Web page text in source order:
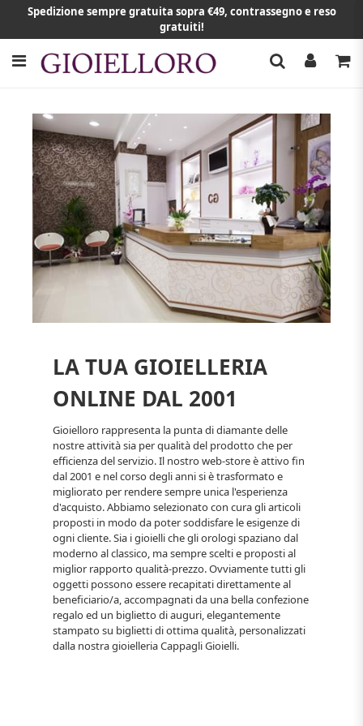
Spedizione sempre gratuita sopra €49, contrassegno e reso
gratuiti!
LA TUA GIOIELLERIA
ONLINE DAL 2001
Gioielloro rappresenta la punta di diamante delle
nostre attività sia per qualità del prodotto che per
efficienza del servizio. Il nostro web-store è attivo fin
dal 2001 e nel corso degli anni si è trasformato e
migliorato per rendere sempre unica l'esperienza
d'acquisto. Abbiamo selezionato con cura gli articoli
proposti in modo da poter soddisfare le esigenze di
ogni cliente. Sia i gioielli che gli orologi spaziano dal
moderno al classico, ma sempre scelti e proposti al
miglior rapporto qualità-prezzo. Ovviamente tutti gli
oggetti possono essere recapitati direttamente al
beneficiario/a, accompagnati da una bella confezione
regalo ed un biglietto di auguri, elegantemente
stampato su biglietti di ottima qualità, personalizzati
dalla nostra gioielleria Cappagli Gioielli.